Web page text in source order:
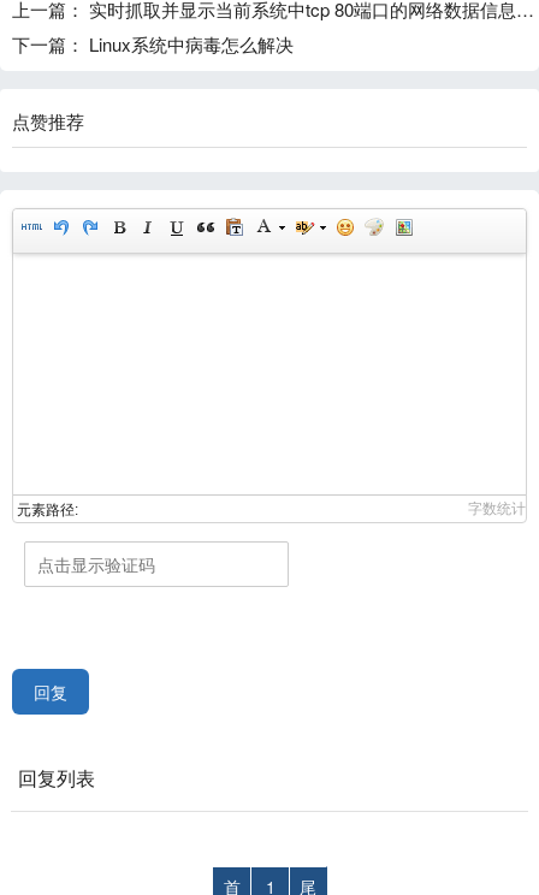
上一篇： 实时抓取并显示当前系统中tcp 80端口的网络数据信息，请写出完整操作命令
下一篇： Linux系统中病毒怎么解决
点赞推荐
元素路径: 字数统计
回复
回复列表
首 1 尾